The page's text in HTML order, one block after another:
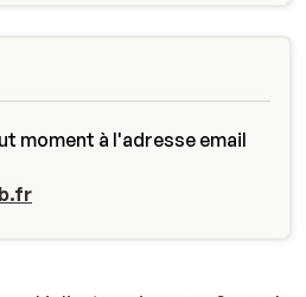
moment à l'adresse email